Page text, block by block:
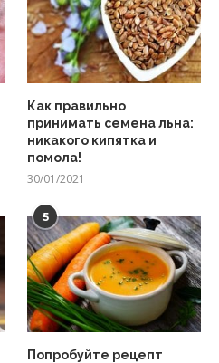
Как правильно
принимать семена льна:
никакого кипятка и
помола!
30/01/2021
5
Попробуйте рецепт